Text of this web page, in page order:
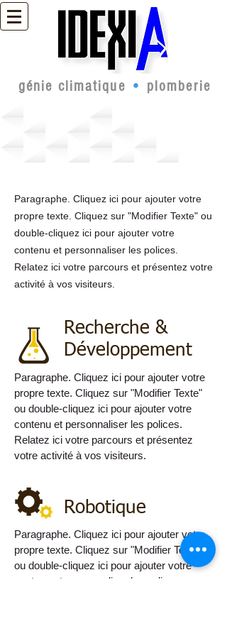
génie climatique • plomberie
Paragraphe. Cliquez ici pour ajouter votre
propre texte. Cliquez sur "Modifier Texte" ou
double-cliquez ici pour ajouter votre
contenu et personnaliser les polices.
Relatez ici votre parcours et présentez votre
activité à vos visiteurs.
Recherche &
Développement
Paragraphe. Cliquez ici pour ajouter votre
propre texte. Cliquez sur "Modifier Texte"
ou double-cliquez ici pour ajouter votre
contenu et personnaliser les polices.
Relatez ici votre parcours et présentez
votre activité à vos visiteurs.
Robotique
Paragraphe. Cliquez ici pour ajouter votre
propre texte. Cliquez sur "Modifier Texte"
ou double-cliquez ici pour ajouter votre
contenu et personnaliser les polices.